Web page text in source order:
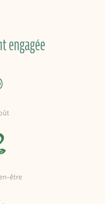
engagée
être